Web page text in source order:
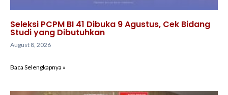
Seleksi PCPM BI 41 Dibuka 9 Agustus, Cek Bidang
Studi yang Dibutuhkan
August 8, 2026
Baca Selengkapnya »